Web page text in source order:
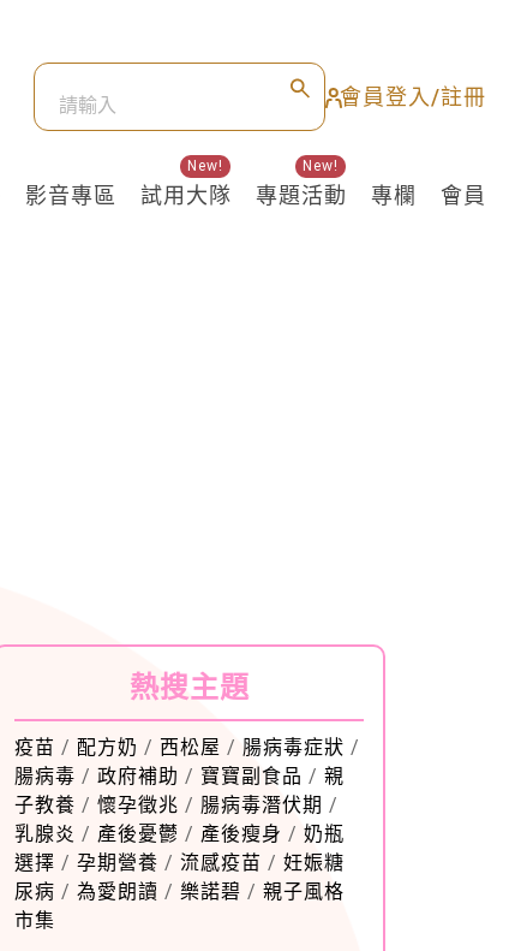
會員登入/註冊
影音專區 試用大隊
New!
專題活動
New!
專欄 會員
熱搜主題
疫苗 / 配方奶 / 西松屋 / 腸病毒症狀 /
腸病毒 / 政府補助 / 寶寶副食品 / 親
子教養 / 懷孕徵兆 / 腸病毒潛伏期 /
乳腺炎 / 產後憂鬱 / 產後瘦身 / 奶瓶
選擇 / 孕期營養 / 流感疫苗 / 妊娠糖
尿病 / 為愛朗讀 / 樂諾碧 / 親子風格
市集